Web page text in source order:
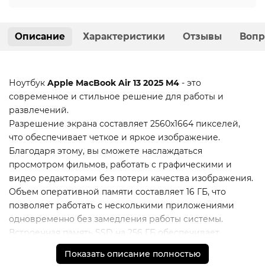
Описание Характеристики Отзывы
Ноутбук Apple MacBook Air 13 2025 M4 - это
современное и стильное решение для работы и
развлечений.
Разрешение экрана составляет 2560x1664 пикселей,
что обеспечивает четкое и яркое изображение.
Благодаря этому, вы сможете наслаждаться
просмотром фильмов, работать с графическими и
видео редакторами без потери качества изображения.
Объем оперативной памяти составляет 16 ГБ, что
позволяет работать с несколькими приложениями
одновременно без замедления работы системы.
Встроенная память SSD на 256 ГБ обеспечивает
быстрый доступ к файлам и приложениям.
Ноутбук оснащен мощным процессором Apple graphics
Показать описание полностью